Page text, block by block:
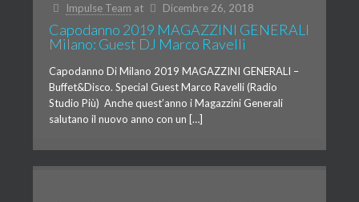
Impulse Team at Dicembre 26, 2018
Capodanno 2019 MAGAZZINI GENERALI
Milano: Guest DJ Marco Ravelli
Capodanno Di Milano 2019 MAGAZZINI GENERALI –
Buffet&Disco. Special Guest Marco Ravelli (Radio
Studio Più) Anche quest’anno i Magazzini Generali
salutano il nuovo anno con un […]